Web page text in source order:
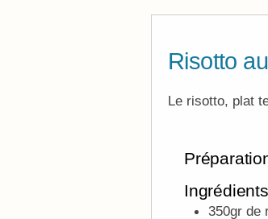
Risotto
Le risotto, plat
Ingrédients
350gr de